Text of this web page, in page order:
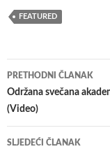
FEATURED
Navigacija
članaka
PRETHODNI ČLANAK
Održana svečana
(Video)
SLJEDEĆI ČLANAK